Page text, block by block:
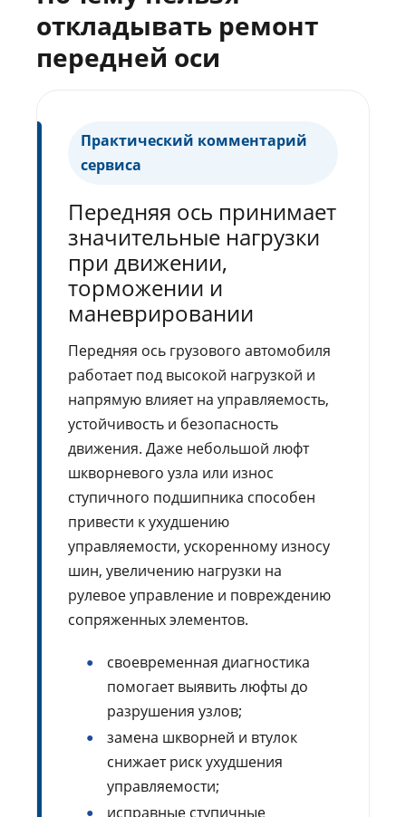
откладывать ремонт
передней оси
Практический комментарий
сервиса
Передняя ось принимает
значительные нагрузки
при движении,
торможении и
маневрировании
Передняя ось грузового автомобиля
работает под высокой нагрузкой и
напрямую влияет на управляемость,
устойчивость и безопасность
движения. Даже небольшой люфт
шкворневого узла или износ
ступичного подшипника способен
привести к ухудшению
управляемости, ускоренному износу
шин, увеличению нагрузки на
рулевое управление и повреждению
сопряженных элементов.
своевременная диагностика
помогает выявить люфты до
разрушения узлов;
замена шкворней и втулок
снижает риск ухудшения
управляемости;
исправные ступичные